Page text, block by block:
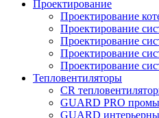
Проектирование
Проектирование
Проектирование
Проектирование
Проектирование
Проектирование
Тепловентиляторы
CR
GUARD PRO
GUARD